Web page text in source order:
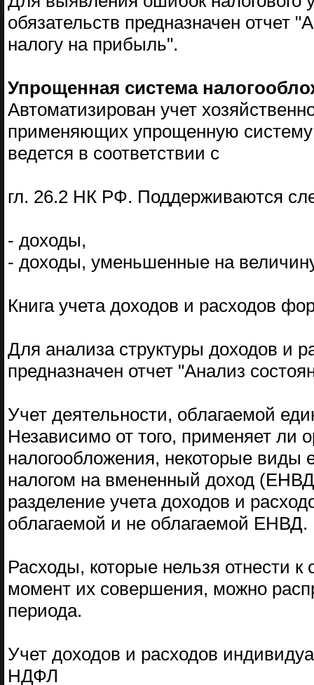
обязательств предназначен отчет
налогу на прибыль".
Упрощенная система
Автоматизирован учет
применяющих упрощенную
ведется в соответствии с
гл. 26.2 НК РФ. Поддерживаются
- доходы,
- доходы, уменьшенные на
Книга учета доходов и расходов
Для анализа структуры доходов и
предназначен отчет "Анализ
Учет деятельности, облагаемой
Независимо от того, применяет
налогообложения, некоторые виды
налогом на вмененный доход
разделение учета доходов и
облагаемой и не облагаемой ЕНВД.
Расходы, которые нельзя отнести
момент их совершения, можно
периода.
Учет доходов и расходов
НДФЛ